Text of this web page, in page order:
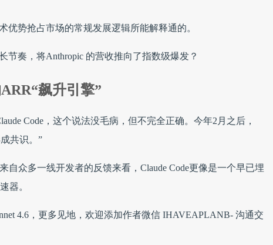
优势抢占市场的常规发展逻辑所能解释通的。
节奏，将Anthropic 的营收推向了指数级爆发？
飙升引擎”
Code，这个说法没毛病，但不完全正确。今年2月之后，
共识。”
自众多一线开发者的反馈来看，Claude Code更像是一个早已埋
器。
4.6，更多见地，欢迎添加作者微信 IHAVEAPLANB- 沟通交